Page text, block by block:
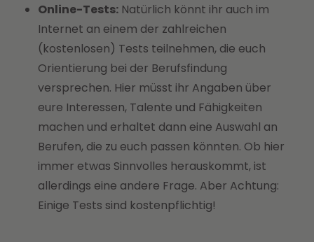
Online-Tests: Natürlich könnt ihr auch im
Internet an einem der zahlreichen
(kostenlosen) Tests teilnehmen, die euch
Orientierung bei der Berufsfindung
versprechen. Hier müsst ihr Angaben über
eure Interessen, Talente und Fähigkeiten
machen und erhaltet dann eine Auswahl an
Berufen, die zu euch passen könnten. Ob hier
immer etwas Sinnvolles herauskommt, ist
allerdings eine andere Frage. Aber Achtung:
Einige Tests sind kostenpflichtig!